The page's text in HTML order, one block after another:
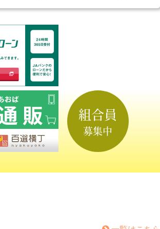
組合員
募集中